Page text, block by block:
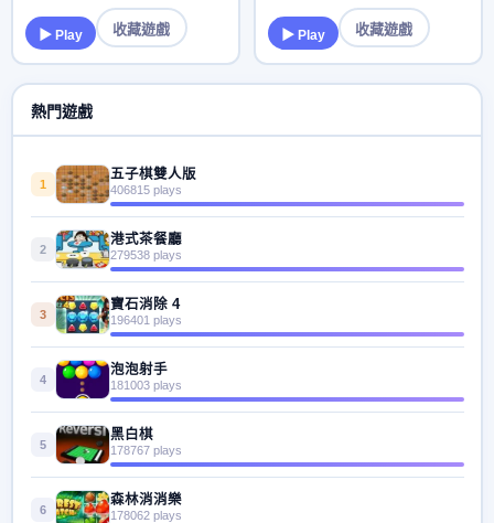
▶ Play 收藏遊戲 ▶ Play 收藏遊戲
熱門遊戲
1
五子棋雙人版
406815 plays
2
港式茶餐廳
279538 plays
3
寶石消除 4
196401 plays
4
泡泡射手
181003 plays
5
黑白棋
178767 plays
6
森林消消樂
178062 plays